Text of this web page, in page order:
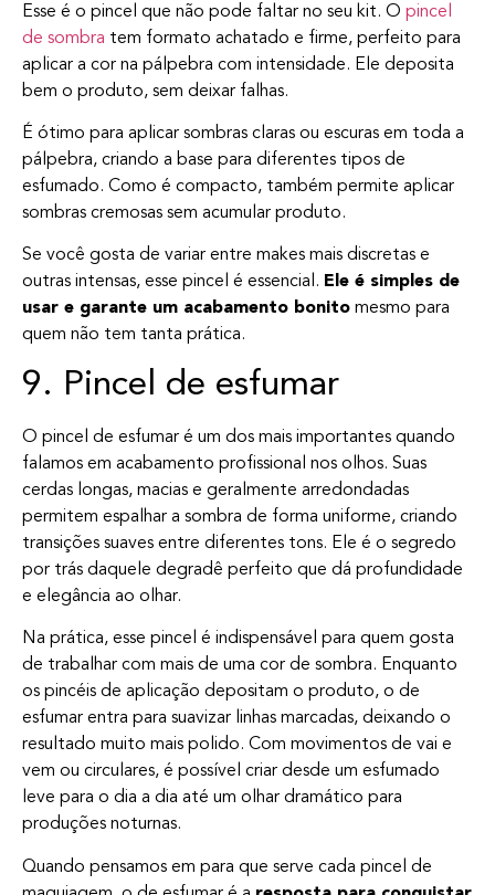
Esse é o pincel que não pode faltar no seu kit. O pincel
de sombra tem formato achatado e firme, perfeito para
aplicar a cor na pálpebra com intensidade. Ele deposita
bem o produto, sem deixar falhas.
É ótimo para aplicar sombras claras ou escuras em toda a
pálpebra, criando a base para diferentes tipos de
esfumado. Como é compacto, também permite aplicar
sombras cremosas sem acumular produto.
Se você gosta de variar entre makes mais discretas e
outras intensas, esse pincel é essencial. Ele é simples de
usar e garante um acabamento bonito mesmo para
quem não tem tanta prática.
9. Pincel de esfumar
O pincel de esfumar é um dos mais importantes quando
falamos em acabamento profissional nos olhos. Suas
cerdas longas, macias e geralmente arredondadas
permitem espalhar a sombra de forma uniforme, criando
transições suaves entre diferentes tons. Ele é o segredo
por trás daquele degradê perfeito que dá profundidade
e elegância ao olhar.
Na prática, esse pincel é indispensável para quem gosta
de trabalhar com mais de uma cor de sombra. Enquanto
os pincéis de aplicação depositam o produto, o de
esfumar entra para suavizar linhas marcadas, deixando o
resultado muito mais polido. Com movimentos de vai e
vem ou circulares, é possível criar desde um esfumado
leve para o dia a dia até um olhar dramático para
produções noturnas.
Quando pensamos em para que serve cada pincel de